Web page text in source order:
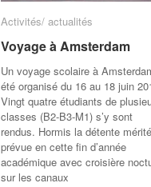
Activités/ actualités
Voyage à Amsterdam
Un voyage scolaire à
été organisé du 16 au 18 juin
Vingt quatre étudiants de
classes (B2-B3-M1) s’y sont
rendus. Hormis la détente
prévue en cette fin d’année
académique avec croisière
sur les canaux
Activités/ actualités
Voyage à Amsterdam